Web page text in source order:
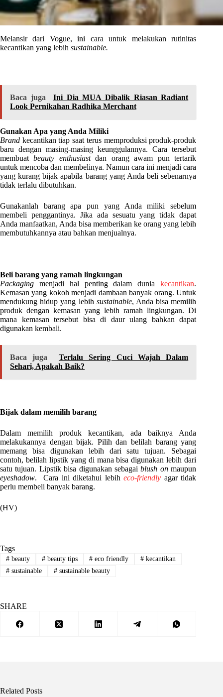
Melansir dari Vogue, ini cara untuk melakukan rutinitas
kecantikan yang lebih sustainable.
Baca juga
Ini Dia MUA Dibalik Riasan Radiant
Look Pernikahan Radhika Merchant
Gunakan Apa yang Anda Miliki
Brand kecantikan tiap saat terus memproduksi produk-produk
baru dengan masing-masing keunggulannya. Cara tersebut
membuatbeauty enthusiastdan orang awam pun tertarik
untuk mencoba dan membelinya. Namun cara ini menjadi cara
yang kurang bijak apabila barang yang Anda beli sebenarnya
tidak terlalu dibutuhkan.
Gunakanlah barang apa pun yang Anda miliki sebelum
membeli penggantinya. Jika ada sesuatu yang tidak dapat
Anda manfaatkan, Anda bisa memberikan ke orang yang lebih
membutuhkannya atau bahkan menjualnya.
Beli barang yang ramah lingkungan
Packaging menjadi hal penting dalam duniakecantikan.
Kemasan yang kokoh menjadi dambaan banyak orang. Untuk
mendukung hidup yang lebih sustainable, Anda bisa memilih
produk dengan kemasan yang lebih ramah lingkungan. Di
mana kemasan tersebut bisa di daur ulang bahkan dapat
digunakan kembali.
Baca juga
Terlalu Sering Cuci Wajah Dalam
Sehari, Apakah Baik?
Bijak dalam memilih barang
Dalam memilih produk kecantikan, ada baiknya Anda
melakukannya dengan bijak. Pilih dan belilah barang yang
memang bisa digunakan lebih dari satu tujuan. Sebagai
contoh, belilah lipstik yang di mana bisa digunakan lebih dari
satu tujuan. Lipstik bisa digunakan sebagaiblush onmaupun
eyeshadow. Cara ini diketahui lebiheco-friendly agar tidak
perlu membeli banyak barang.
(HV)
Tags
#beauty #beauty tips # eco friendly # kecantikan
#sustainable #sustainable beauty
SHARE
Related Posts